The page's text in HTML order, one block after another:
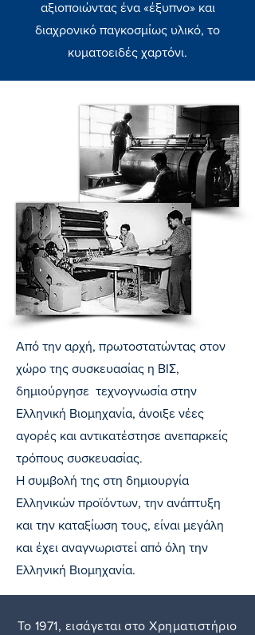
αξιοποιώντας ένα «έξυπνο» και
διαχρονικό παγκοσμίως υλικό, το
κυματοειδές χαρτόνι.
Από την αρχή, πρωτοστατώντας στον
χώρο της συσκευασίας η ΒΙΣ,
δημιούργησε τεχνογνωσία στην
Ελληνική Βιομηχανία, άνοιξε νέες
αγορές και αντικατέστησε ανεπαρκείς
τρόπους συσκευασίας.
Η συμβολή της στη δημιουργία
Ελληνικών προϊόντων, την ανάπτυξη
και την καταξίωση τους, είναι μεγάλη
και έχει αναγνωριστεί από όλη την
Ελληνική Βιομηχανία.
Το 1971, εισάγεται στο Χρηματιστήριο